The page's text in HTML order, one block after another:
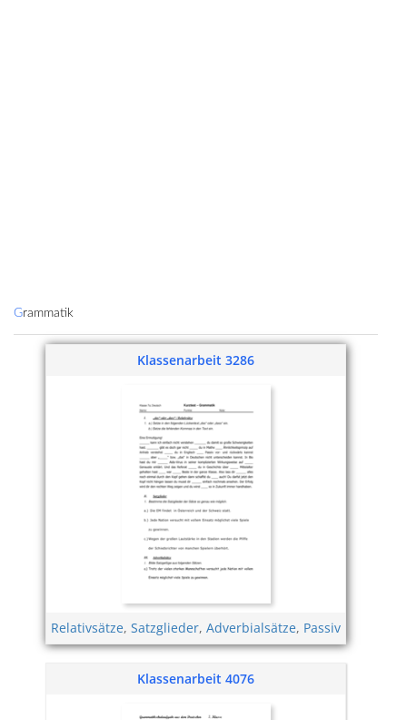
Grammatik
Klassenarbeit 3286
Relativsätze, Satzglieder, Adverbialsätze, Passiv
Klassenarbeit 4076